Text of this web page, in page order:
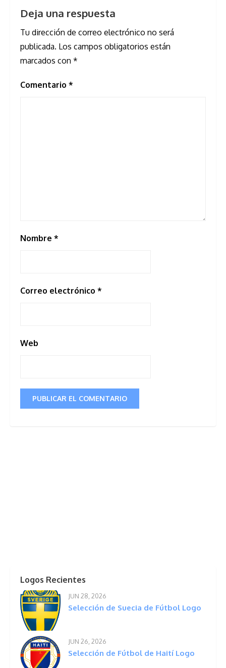
Deja una respuesta
Tu dirección de correo electrónico no será
publicada. Los campos obligatorios están
marcados con *
Comentario *
Nombre *
Correo electrónico *
Web
Logos Recientes
JUN 28, 2026
Selección de Suecia de Fútbol Logo
JUN 26, 2026
Selección de Fútbol de Haití Logo